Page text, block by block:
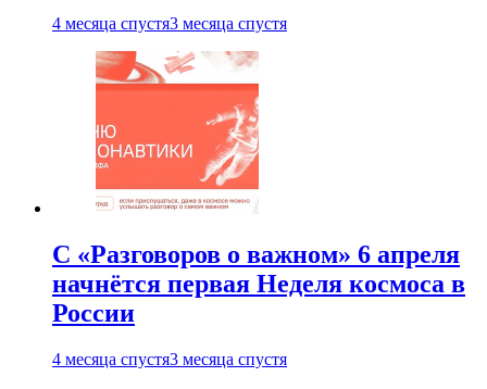
4 месяца спустя3 месяца спустя
С «Разговоров о важном» 6 апреля
начнётся первая Неделя космоса в
России
4 месяца спустя3 месяца спустя